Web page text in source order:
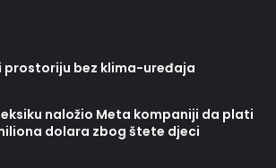
prostoriju bez klima-uređaja
naložio Meta kompaniji da plati
dolara zbog štete djeci